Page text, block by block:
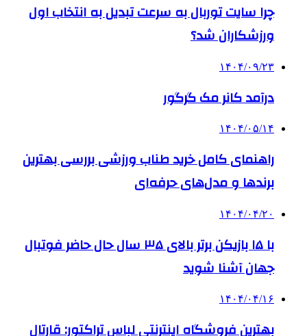
چرا سایت توربال به ‌سرعت تبدیل به انتخاب اول
ورزشکاران شد؟
۱۴۰۴/۰۹/۲۳
درآمد کانر مک گرگور
۱۴۰۴/۰۵/۱۴
راهنمای کامل خرید طناب ورزشی بررسی بهترین
برندها و مدل‌های حرفه‌ای
۱۴۰۴/۰۴/۲۰
با ۱۵ بازیکن برتر بالای ۳۵ سال حال حاضر فوتبال
جهان آشنا شوید
۱۴۰۴/۰۴/۱۶
بهترین فروشگاه اینترنتی لباس تراکتور: قارتال